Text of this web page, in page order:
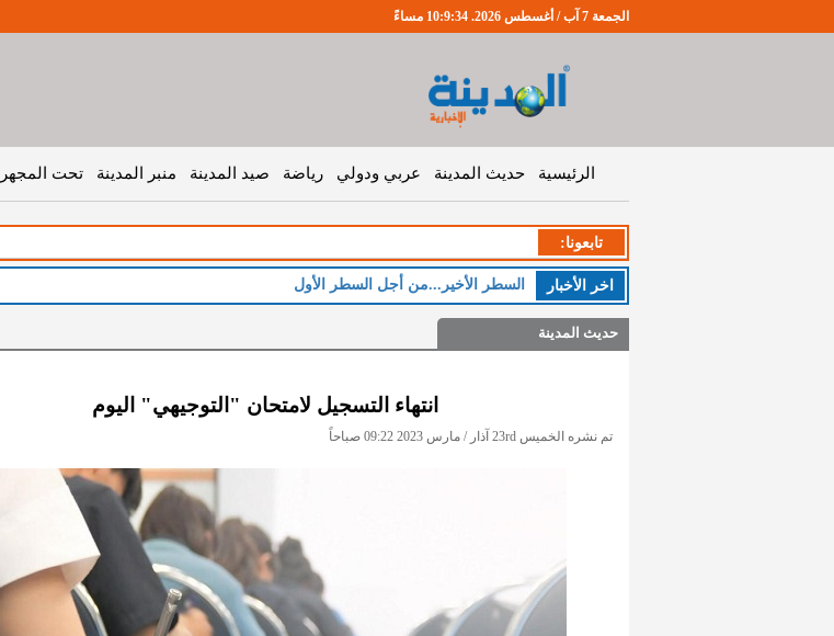
الجمعة 7 آب / أغسطس 2026. 10:9:34 مساءً
الرئيسية حديث المدينة عربي ودولي رياضة صيد المدينة منبر المدينة تحت المجهر
تابعونا:
اخر اﻷخبار السطر الأخير...من أجل السطر الأول
حديث المدينة
انتهاء التسجيل لامتحان "التوجيهي" اليوم
تم نشره الخميس 23rd آذار / مارس 2023 09:22 صباحاً